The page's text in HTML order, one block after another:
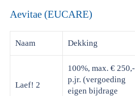
Aevitae (EUCARE)
Naam Dekking
Laef! 2
100%, max. € 250,-
p.jr. (vergoeding
eigen bijdrage